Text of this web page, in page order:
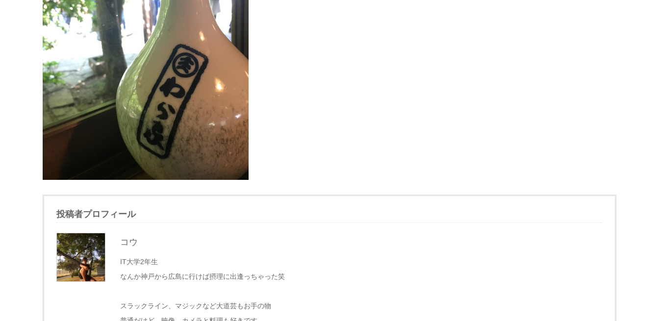
投稿者プロフィール
コウ
IT大学2年生
なんか神戸から広島に行けば摂理に出逢っちゃった笑
スラックライン、マジックなど大道芸もお手の物